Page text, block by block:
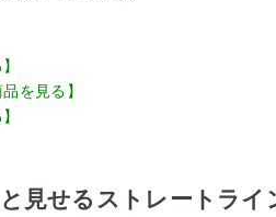
を見る】
見せるストレートライ